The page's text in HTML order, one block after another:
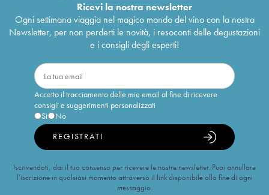
Ricevi la nostra newsletter
Ogni settimana viaggia nel magico mondo del vino con la nostra
Newsletter, per non perderti le novità, i resoconti delle degustazioni
e i consigli degli esperti!
Accetto il tracciamento delle mie email al fine di ricevere
consigli e suggerimenti personalizzati
Sì
No
REGISTRATI
Iscrivendoti, dai il tuo consenso per ricevere le nostre newsletter. Puoi annullare
l’iscrizione in qualsiasi momento attraverso il link disponibile alla fine di ogni
messaggio.